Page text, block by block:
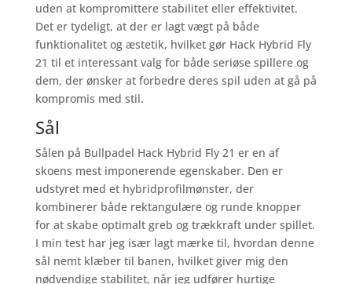
uden at kompromittere stabilitet eller effektivitet.
Det er tydeligt, at der er lagt vægt på både
funktionalitet og æstetik, hvilket gør Hack Hybrid Fly
21 til et interessant valg for både seriøse spillere og
dem, der ønsker at forbedre deres spil uden at gå på
kompromis med stil.
Sål
Sålen på Bullpadel Hack Hybrid Fly 21 er en af
skoens mest imponerende egenskaber. Den er
udstyret med et hybridprofilmønster, der
kombinerer både rektangulære og runde knopper
for at skabe optimalt greb og trækkraft under spillet.
I min test har jeg især lagt mærke til, hvordan denne
sål nemt klæber til banen, hvilket giver mig den
nødvendige stabilitet, når jeg udfører hurtige